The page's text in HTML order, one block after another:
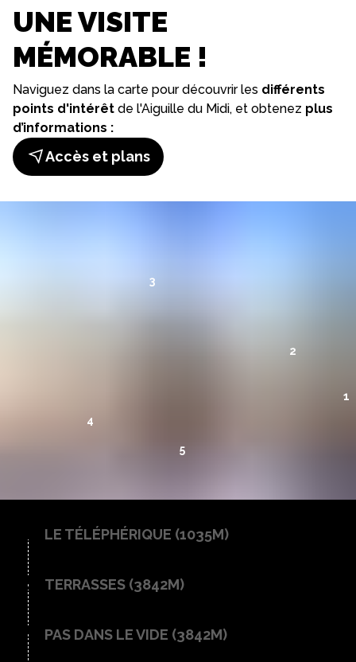
UNE VISITE
MÉMORABLE !
Naviguez dans la carte pour découvrir les différents
points d'intérêt de l'Aiguille du Midi, et obtenez plus
d’informations :
Accès et plans
1
2
3
4
5
LE TÉLÉPHÉRIQUE (1035M)
2 TERRASSES (3842M)
3 PAS DANS LE VIDE (3842M)